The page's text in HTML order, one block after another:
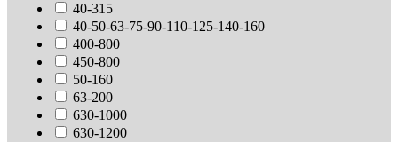
40-315
40-50-63-75-90-110-125-140-160
400-800
450-800
50-160
63-200
630-1000
630-1200